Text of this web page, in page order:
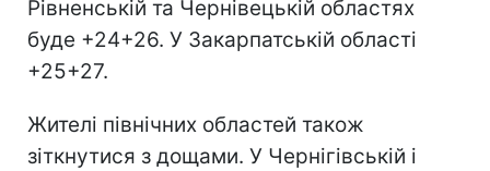
Рівненській та Чернівецькій областях
буде +24+26. У Закарпатській області
+25+27.
Жителі північних областей також
зіткнутися з дощами. У Чернігівській і